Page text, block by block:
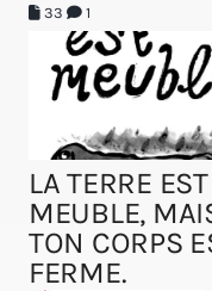
33 1
LA TERRE EST
MEUBLE,
TON CORPS
FERME.